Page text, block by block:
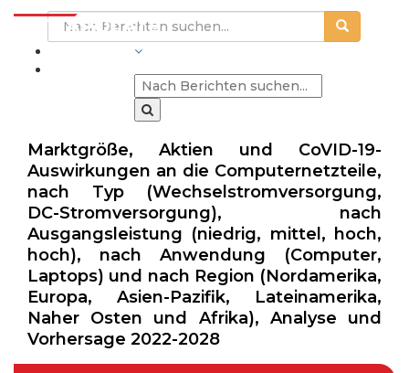
Marktgröße, Aktien und CoVID-19-
Auswirkungen an die Computernetzteile,
nach Typ (Wechselstromversorgung,
DC-Stromversorgung), nach
Ausgangsleistung (niedrig, mittel, hoch,
hoch), nach Anwendung (Computer,
Laptops) und nach Region (Nordamerika,
Europa, Asien-Pazifik, Lateinamerika,
Naher Osten und Afrika), Analyse und
Vorhersage 2022-2028